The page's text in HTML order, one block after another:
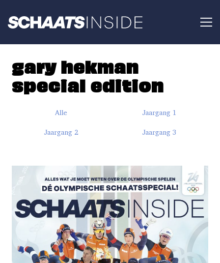
gary hekman
special edition
Alle Jaargang 1
Jaargang 2 Jaargang 3